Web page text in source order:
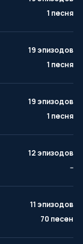
1 песня
19 эпизодов
1 песня
19 эпизодов
1 песня
12 эпизодов
--
11 эпизодов
70 песен